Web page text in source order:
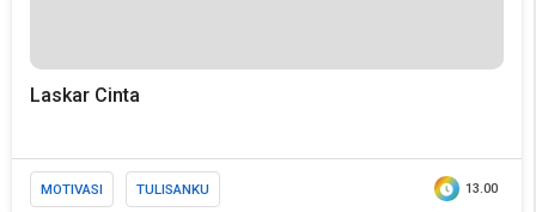
Laskar Cinta
MOTIVASI TULISANKU 13.00